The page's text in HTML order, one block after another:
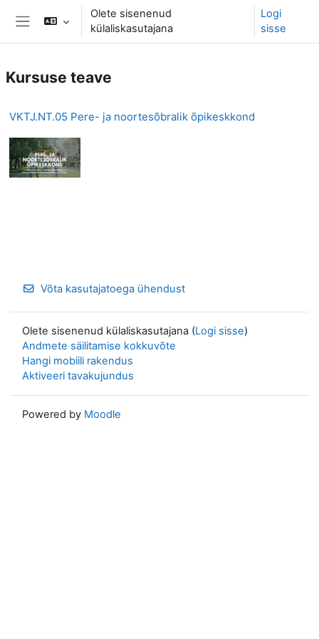
Jäta vahele peasisuni
Küljepaneel
Olete sisenenud
külaliskasutajana
Logi
sisse
Kursuse teave
VKTJ.NT.05 Pere- ja noortesõbralik õpikeskkond
Võta kasutajatoega ühendust
Olete sisenenud külaliskasutajana (Logi sisse)
Andmete säilitamise kokkuvõte
Hangi mobiili rakendus
Aktiveeri tavakujundus
Powered by Moodle